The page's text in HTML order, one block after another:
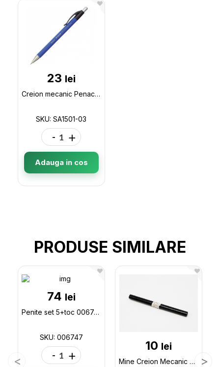
23 lei
Creion mecanic Penac 0.5 mm RBR blue SA1501-03
SKU: SA1501-03
- +
Adauga in cos
PRODUSE SIMILARE
74 lei
Penite set 5+toc 006747
SKU: 006747
- +
10 lei
Mine Creion Mecanic 2.0mm HB SIBIU 10524